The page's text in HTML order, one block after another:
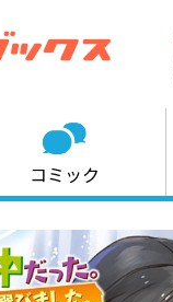
コミック